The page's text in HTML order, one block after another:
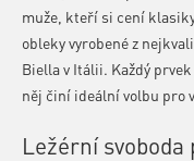
muže, kteří si cení
obleky vyrobené z
Biella v Itálii. Každý
něj činí ideální volbu pro
Ležérní svoboda